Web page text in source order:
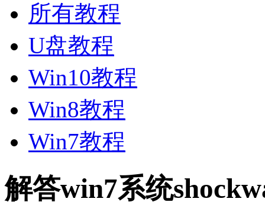
所有教程
U盘教程
Win10教程
Win8教程
Win7教程
解答win7系统